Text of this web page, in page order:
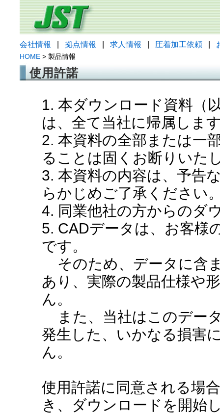
会社情報 拠点情報 求人情報 圧着加工依頼
HOME > 製品情報
使用許諾
1. 本ダウンロード資料（
は、全て当社に帰属しま
2. 本資料の全部または一
ることは固くお断りいた
3. 本資料の内容は、予告
らかじめご了承ください
4. 同業他社の方からのダ
5. CADデータは、お客様
です。
そのため、データに含
あり、実際の製品仕様や
ん。
また、当社はこのデー
発生した、いかなる損害
ん。
使用許諾に同意される場
き、ダウンロードを開始